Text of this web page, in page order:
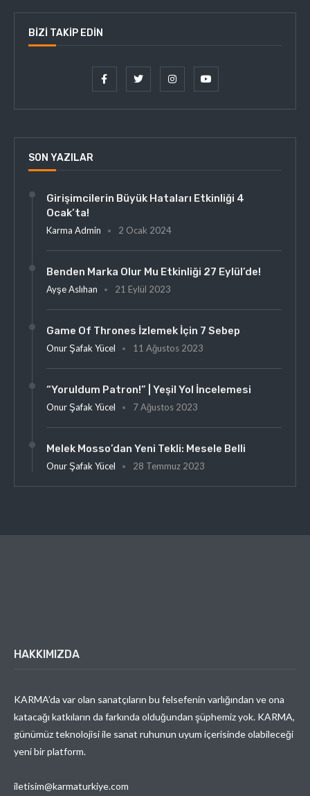
BIZI TAKIP EDIN
SON YAZILAR
Girişimcilerin Büyük Hataları Etkinliği 4
Ocak’ta!
Karma Admin 2 Ocak 2024
Benden Marka Olur Mu Etkinliği 27 Eylül’de!
Ayşe Aslıhan 21 Eylül 2023
Game Of Thrones İzlemek İçin 7 Sebep
Onur Şafak Yücel 11 Ağustos 2023
“Yoruldum Patron!” | Yeşil Yol İncelemesi
Onur Şafak Yücel 7 Ağustos 2023
Melek Mosso’dan Yeni Tekli: Mesele Belli
Onur Şafak Yücel 28 Temmuz 2023
HAKKIMIZDA
KARMA’da var olan sanatçıların bu felsefenin varlığından ve ona
katacağı katkıların da farkında olduğundan şüphemiz yok. KARMA,
günümüz teknolojisi ile sanat ruhunun uyum içerisinde olabileceği
yeni bir platform.
iletisim@karmaturkiye.com